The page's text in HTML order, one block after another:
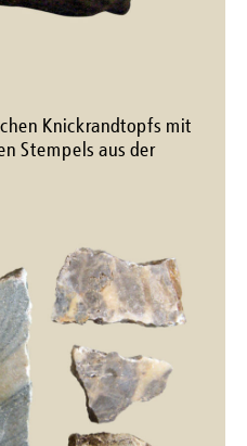
Knickrandtopfs mit
Stempels aus der